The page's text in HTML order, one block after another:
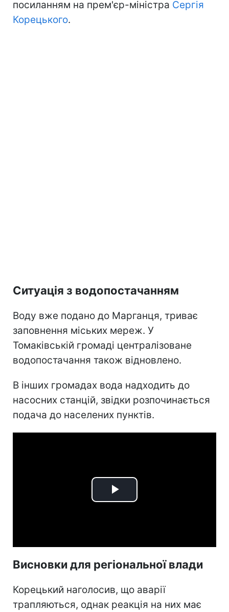
посиланням на прем'єр-міністра Сергія
Корецького.
Ситуація з водопостачанням
Воду вже подано до Марганця, триває
заповнення міських мереж. У
Томаківській громаді централізоване
водопостачання також відновлено.
В інших громадах вода надходить до
насосних станцій, звідки розпочинається
подача до населених пунктів.
Play
Висновки для регіональної влади
Корецький наголосив, що аварії
трапляються, однак реакція на них має